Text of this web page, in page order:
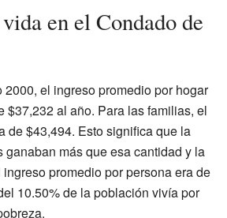
en el Condado de
el ingreso promedio por hogar
$37,232 al año. Para las familias, el
de $43,494. Esto significa que la
ganaban más que esa cantidad y la
promedio por persona era de
10.50% de la población vivía por